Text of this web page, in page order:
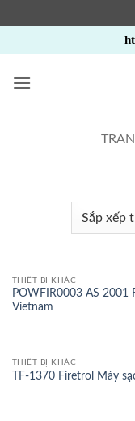
qua
nội
THIẾT BỊ KHÁC
POWFIR0003 AS 2001
Vietnam
THIẾT BỊ KHÁC
TF-1370 Firetrol Máy